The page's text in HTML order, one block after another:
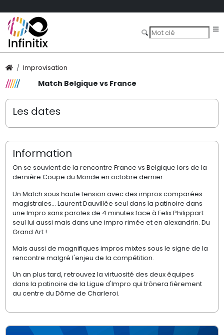
Improvisation
Match Belgique vs France
Les dates
Information
On se souvient de la rencontre France vs Belgique lors de la
dernière Coupe du Monde en octobre dernier.
Un Match sous haute tension avec des impros comparées
magistrales... Laurent Dauvillée seul dans la patinoire dans
une Impro sans paroles de 4 minutes face à Felix Philippart
seul lui aussi mais dans une impro rimée et en alexandrin. Du
Grand Art !
Mais aussi de magnifiques impros mixtes sous le signe de la
rencontre malgré l'enjeu de la compétition.
Un an plus tard, retrouvez la virtuosité des deux équipes
dans la patinoire de la Ligue d'Impro qui trônera fièrement
au centre du Dôme de Charleroi.